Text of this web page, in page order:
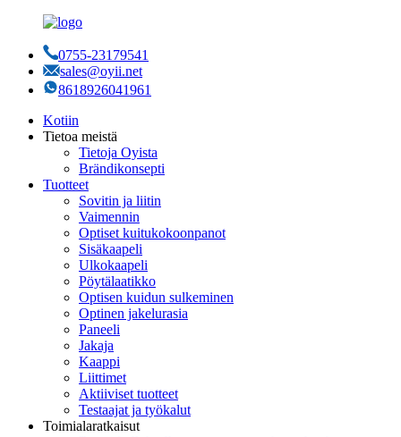
0755-23179541
sales@oyii.net
8618926041961
Kotiin
Tietoa meistä
Tietoja Oyista
Brändikonsepti
Tuotteet
Sovitin ja liitin
Vaimennin
Optiset kuitukokoonpanot
Sisäkaapeli
Ulkokaapeli
Pöytälaatikko
Optisen kuidun sulkeminen
Optinen jakelurasia
Paneeli
Jakaja
Kaappi
Liittimet
Aktiiviset tuotteet
Testaajat ja työkalut
Toimialaratkaisut